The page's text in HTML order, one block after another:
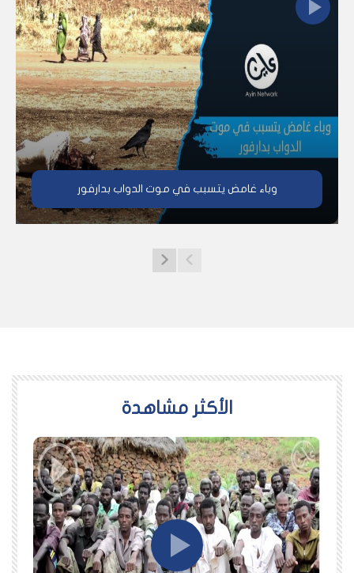
وباء غامض يتسبب في موت الدواب بدارفور
اﻷكثر مشاهدة